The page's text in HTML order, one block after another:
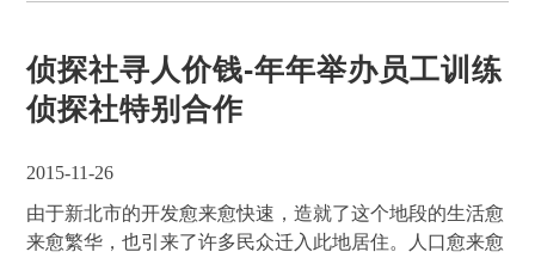
侦探社寻人价钱-年年举办员工训练
侦探社特别合作
2015-11-26
由于新北市的开发愈来愈快速，造就了这个地段的生活愈
来愈繁华，也引来了许多民众迁入此地居住。人口愈来愈